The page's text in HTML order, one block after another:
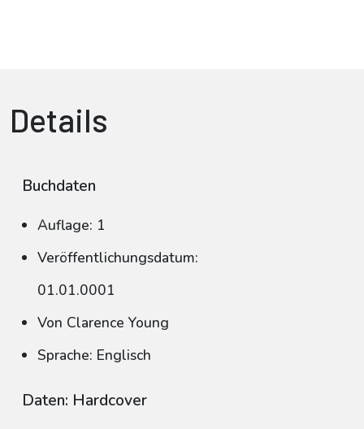
Details
Buchdaten
Auflage: 1
Veröffentlichungsdatum:
01.01.0001
Von Clarence Young
Sprache: Englisch
Daten: Hardcover